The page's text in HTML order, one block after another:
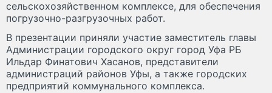
сельскохозяйственном комплексе, для обеспечения
погрузочно-разгрузочных работ.
В презентации приняли участие заместитель главы
Администрации городского округ город Уфа РБ
Ильдар Финатович Хасанов, представители
администраций районов Уфы, а также городских
предприятий коммунального комплекса.